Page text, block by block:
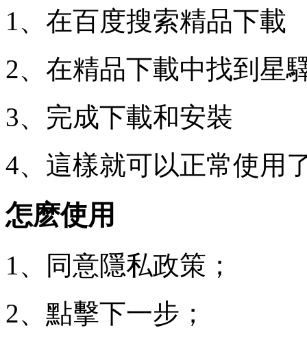
1、在百度搜索精品下載
2、在精品下載中找到星
3、完成下載和安裝
4、這樣就可以正常使用
怎麽使用
1、同意隱私政策；
2、點擊下一步；